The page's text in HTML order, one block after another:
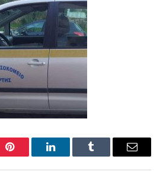
Pinterest LinkedInTumblr Email